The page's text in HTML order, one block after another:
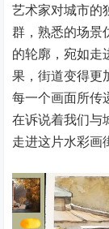
艺术家对城市的
群，熟悉的场景
的轮廓，宛如走
果，街道变得更
每一个画面所传
在诉说着我们与
走进这片水彩画